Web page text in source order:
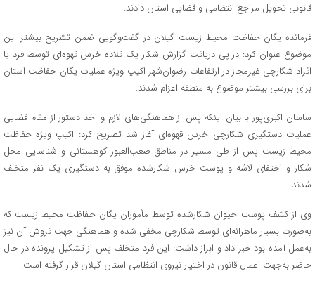
قانونی تحویل مراجع انتظامی و قضایی استان دادند.
فرمانده یگان حفاظت محیط زیست گیلان در گفت‌وگویی ضمن تشریح بیشتر این
موضوع عنوان کرد: در پی دریافت گزارش شکار یک قلاده خرس قهوه‌ای توسط فرد یا
افراد شکارچی غیرمجاز در ارتفاعات رضوان‌شهر اکیپ ویژه عملیات یگان حفاظت استان
برای بررسی بیشتر موضوع به منطقه اعزام شدند.
ساسان اکبری‌پور با بیان اینکه پس از هماهنگی‌های لازم و اخذ دستور از مقام قضایی
عملیات دستگیری شکارچی خرس قهوه‌ای آغاز شد تصریح کرد: اکیپ ویژه حفاظت
محیط زیست پس از طی مسیر در مناطق صعب‌العبور کوهستانی و شناسایی محل
شکار و اختفای لاشه و پوست خرس شکارشده موفق به دستگیری یک نفر متخلف
شدند.
وی از کشف پوست حیوان شکارشده توسط مأموران یگان حفاظت محیط زیست که
به‌صورت بسیار ماهرانه‌ای توسط شکارچی مخفی شده و هماهنگی جهت فروش آن نیز
به‌عمل آمده بود خبر داد و ابراز داشت: این فرد متخلف پس از تشکیل پرونده در حال
حاضر به‌جهت اعمال قانون در اختیار نیروی انتظامی استان گیلان قرار گرفته است.